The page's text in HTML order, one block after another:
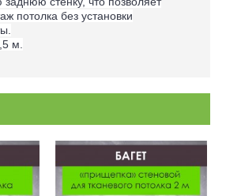
потолка без установки
м.